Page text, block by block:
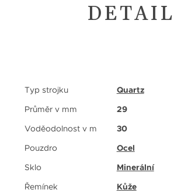
Typ strojku
Quartz
Průměr v mm
29
Voděodolnost v m
30
Pouzdro
Ocel
Sklo
Minerální
Řemínek
Kůže